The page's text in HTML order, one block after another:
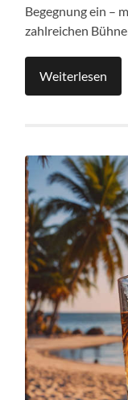
Begegnung ein –
zahlreichen
Weiterlesen